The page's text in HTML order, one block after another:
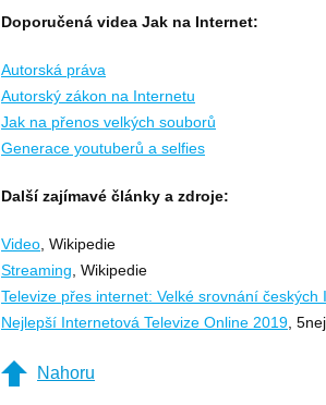
Doporučená videa Jak na Internet:
Autorská práva
Autorský zákon na Internetu
Jak na přenos velkých souborů
Generace youtuberů a selfies
Další zajímavé články a zdroje:
Video , Wikipedie
Streaming , Wikipedie
Televize přes internet: Velké srovnání českých
Nejlepší Internetová Televize Online 2019 ,
Nahoru